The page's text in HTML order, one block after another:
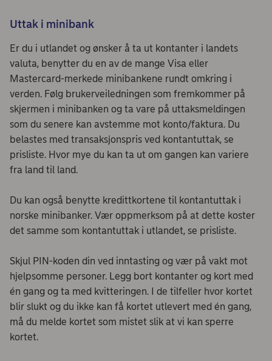
Uttak i minibank
Er du i utlandet og ønsker å ta ut kontanter i landets
valuta, benytter du en av de mange Visa eller
Mastercard-merkede minibankene rundt omkring i
verden. Følg brukerveiledningen som fremkommer på
skjermen i minibanken og ta vare på uttaksmeldingen
som du senere kan avstemme mot konto/faktura. Du
belastes med transaksjonspris ved kontantuttak, se
prisliste. Hvor mye du kan ta ut om gangen kan variere
fra land til land.
Du kan også benytte kredittkortene til kontantuttak i
norske minibanker. Vær oppmerksom på at dette koster
det samme som kontantuttak i utlandet, se prisliste.
Skjul PIN-koden din ved inntasting og vær på vakt mot
hjelpsomme personer. Legg bort kontanter og kort med
én gang og ta med kvitteringen. I de tilfeller hvor kortet
blir slukt og du ikke kan få kortet utlevert med én gang,
må du melde kortet som mistet slik at vi kan sperre
kortet.